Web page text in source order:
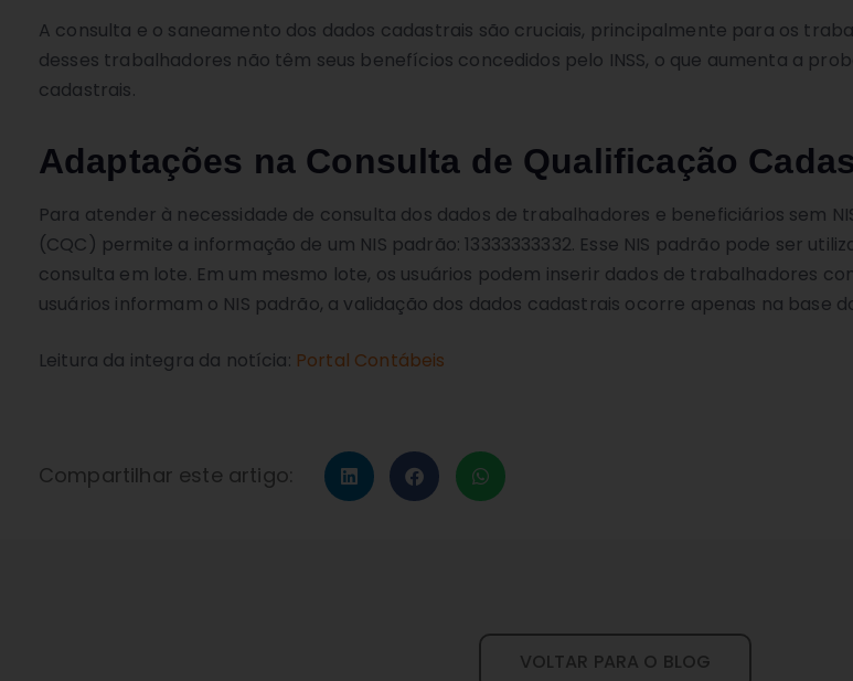
A consulta e o saneamento dos dados cadastrais são cruciais, principalmente para os
desses trabalhadores não têm seus benefícios concedidos pelo INSS, o que aumenta a
cadastrais.
Adaptações na Consulta de Qualificação
Para atender à necessidade de consulta dos dados de trabalhadores e beneficiários sem
(CQC) permite a informação de um NIS padrão: 13333333332. Esse NIS padrão pode ser
consulta em lote. Em um mesmo lote, os usuários podem inserir dados de trabalhadores
usuários informam o NIS padrão, a validação dos dados cadastrais ocorre apenas na base
Leitura da integra da notícia: Portal Contábeis
Compartilhar este artigo:
VOLTAR PARA O BLOG